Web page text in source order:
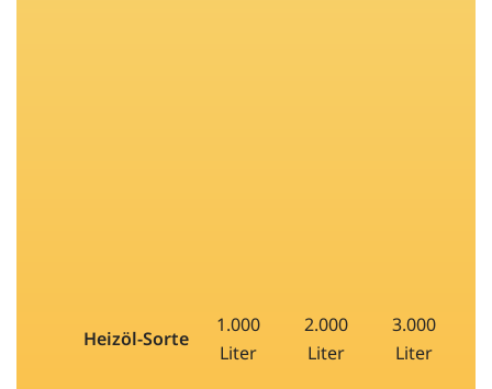
Heizöl-Sorte
1.000
Liter
2.000
Liter
3.000
Liter